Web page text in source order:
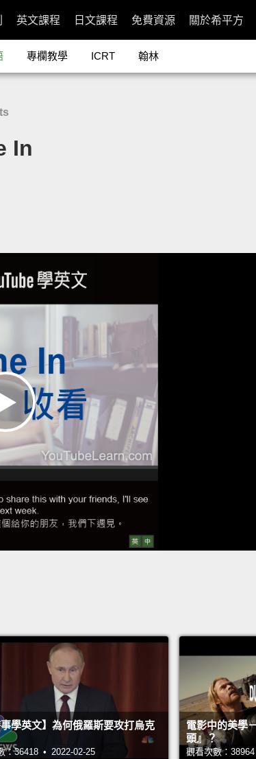
英文課程 日文課程 免費資源 關於希平方
專欄教學 ICRT 翰林
In
事學英文】為何俄羅斯要攻打烏克
：36418 • 2022-02-25
電影中的美學
頭』？
觀看次數：